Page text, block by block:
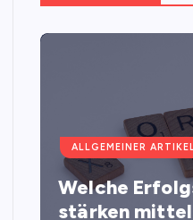
ALLGEMEINER
Welche
stärken